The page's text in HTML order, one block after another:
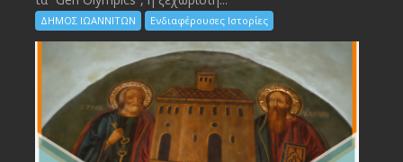
ΔΗΜΟΣ ΙΩΑΝΝΙΤΩΝ Ενδιαφέρουσες Ιστορίες